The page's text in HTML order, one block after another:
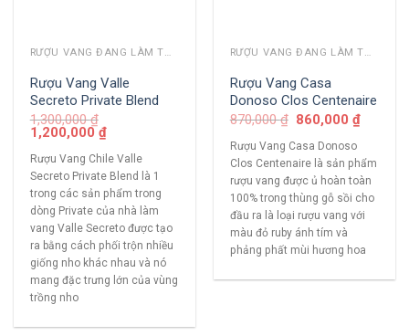
RƯỢU VANG ĐANG LÀM THỊ TRƯỜNG
Rượu Vang Valle
Secreto Private Blend
1,300,000₫
1,200,000₫
Rượu Vang Chile Valle
Secreto Private Blend là 1
trong các sản phẩm trong
dòng Private của nhà làm
vang Valle Secreto được tạo
ra bằng cách phối trộn nhiều
giống nho khác nhau và nó
mang đặc trưng lớn của vùng
trồng nho
RƯỢU VANG ĐANG LÀM THỊ TRƯỜNG
Rượu Vang Casa
Donoso Clos Centenaire
870,000₫ 860,000₫
Rượu Vang Casa Donoso
Clos Centenaire là sản phẩm
rượu vang được ủ hoàn toàn
100% trong thùng gỗ sồi cho
đầu ra là loại rượu vang với
màu đỏ ruby ánh tím và
phảng phất mùi hương hoa